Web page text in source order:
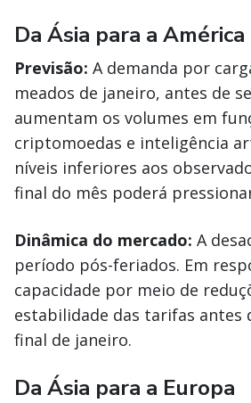
Da Ásia para a
Previsão: A demanda por
meados de janeiro, antes de
aumentam os volumes em
criptomoedas e inteligência
níveis inferiores aos
final do mês poderá
Dinâmica do mercado: A
período pós-feriados. Em
capacidade por meio de
estabilidade das tarifas antes
final de janeiro.
Da Ásia para a Europa